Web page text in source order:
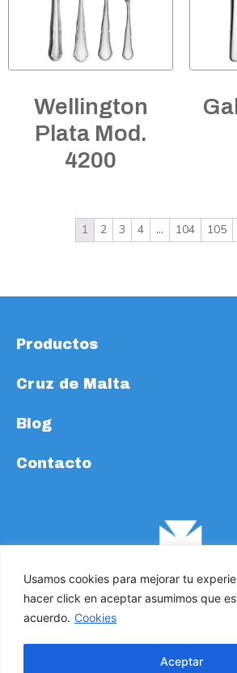
Usamos cookies para mejorar tu
hacer click en aceptar asumimos que
acuerdo. Cookies
Aceptar
Wellington
Plata Mod.
4200
1 2 3 4 … 104 105
Productos
Cruz de Malta
Blog
Contacto
Cruz de Malta. Todos los derechos